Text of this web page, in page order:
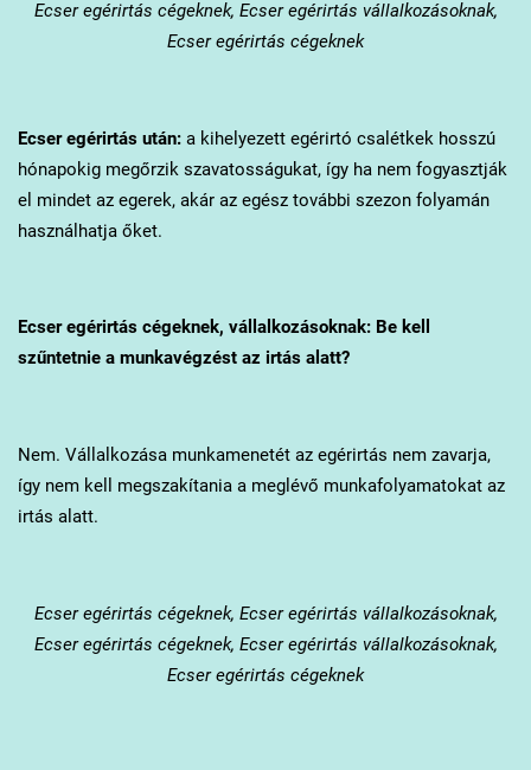
Ecser egérirtás cégeknek, Ecser egérirtás vállalkozásoknak,
Ecser egérirtás cégeknek
Ecseregérirtás után:a kihelyezett egérirtó csalétkek hosszú
hónapokig megőrzik szavatosságukat, így ha nem fogyasztják
el mindet az egerek, akár az egész további szezon folyamán
használhatja őket.
Ecseregérirtás cégeknek, vállalkozásoknak: Be kell
szűntetnie a munkavégzést az irtás alatt?
Nem. Vállalkozása munkamenetét az egérirtás nem zavarja,
így nem kell megszakítania a meglévő munkafolyamatokat az
irtás alatt.
Ecseregérirtás cégeknek, Ecser egérirtás vállalkozásoknak,
Ecser egérirtás cégeknek, Ecser egérirtás vállalkozásoknak,
Ecser egérirtás cégeknek